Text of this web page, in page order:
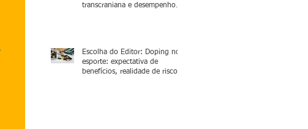
transcraniana e desempenho
Escolha do Editor: Doping no
esporte: expectativa de
benefícios, realidade de riscos